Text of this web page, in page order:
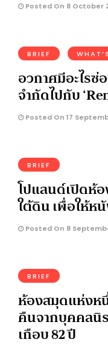
Posted On 8 October
BRIEF
อวกาศมีอะไร
จำกัดไปกับ
Posted On 17
BRIEF
โปแลนด์เปิดห้
ใต้ดิน เพื่อให้ห
Posted On 8
BRIEF
ห้องสมุดแห่งห
คืนจากบุคคลนิ
เกือบ 82 ปี